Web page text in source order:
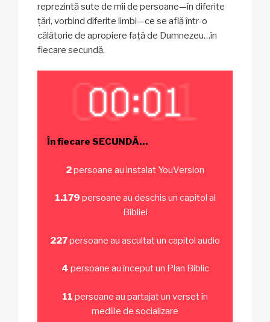
reprezintă sute de mii de persoane—în diferite
țări, vorbind diferite limbi—ce se află într-o
călătorie de apropiere față de Dumnezeu…în
fiecare secundă.
În fiecare SECUNDĂ…
2persoane au instalat YouVersion
1.179 persoane au deschis un capitol al
Bibliei
227persoane au ascultat un capitol audio
4 persoane au început un Plan Biblic
11 persoane au partajat un verset în
mediile de socializare